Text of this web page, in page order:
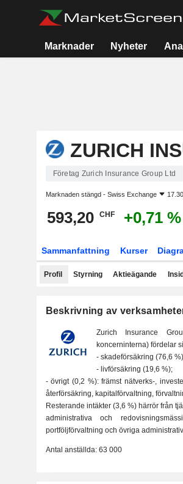
Marknader Nyheter
ZURICH
Företag Zurich Insurance Group Ltd
Marknaden stängd - Swiss Exchange
593,20 CHF +0,71 %
Sammanfattning Kurser
Profil Styrning Aktieägande
Beskrivning av
Zurich Insurance
koncerninterna) fördelar
- skadeförsäkring (76,6
- livförsäkring (19,6 %);
- övrigt (0,2 %): främst nätverks-,
återförsäkring, kapitalförvaltning,
Resterande intäkter (3,6 %) härrör från
administrativa och
portföljförvaltning och övriga
Antal anställda: 63 000